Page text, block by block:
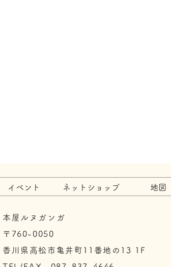
イベント ネットショップ 地図
本屋ルヌガンガ
〒760-0050​
香川県高松市亀井町11番地の13 1F